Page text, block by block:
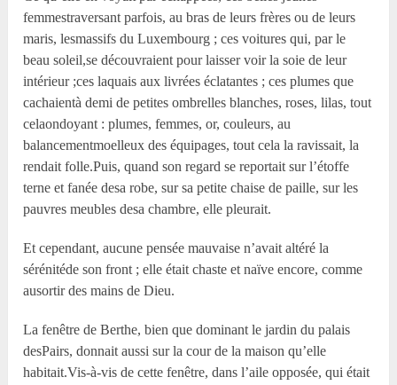
femmestraversant parfois, au bras de leurs frères ou de leurs
maris, lesmassifs du Luxembourg ; ces voitures qui, par le
beau soleil,se découvraient pour laisser voir la soie de leur
intérieur ;ces laquais aux livrées éclatantes ; ces plumes que
cachaientà demi de petites ombrelles blanches, roses, lilas, tout
celaondoyant : plumes, femmes, or, couleurs, au
balancementmoelleux des équipages, tout cela la ravissait, la
rendait folle.Puis, quand son regard se reportait sur l’étoffe
terne et fanée desa robe, sur sa petite chaise de paille, sur les
pauvres meubles desa chambre, elle pleurait.
Et cependant, aucune pensée mauvaise n’avait altéré la
sérénitéde son front ; elle était chaste et naïve encore, comme
ausortir des mains de Dieu.
La fenêtre de Berthe, bien que dominant le jardin du palais
desPairs, donnait aussi sur la cour de la maison qu’elle
habitait.Vis-à-vis de cette fenêtre, dans l’aile opposée, qui était